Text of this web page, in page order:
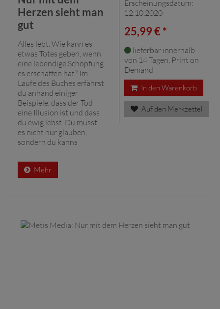
Herzen sieht man
gut
Alles lebt. Wie kann es
etwas Totes geben, wenn
eine lebendige Schöpfung
es erschaffen hat? Im
Laufe des Buches erfährst
du anhand einiger
Beispiele, dass der Tod
eine Illusion ist und dass
du ewig lebst. Du musst
es nicht nur glauben,
sondern du kanns
Mehr
Erscheinungsdatum:
12.10.2020
25,99 € *
lieferbar innerhalb
von 14 Tagen, Print on
Demand
In den Warenkorb
Auf den Merkzettel